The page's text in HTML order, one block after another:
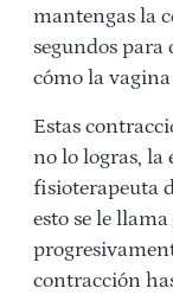
mantengas la
segundos para
cómo la vagina
Estas
no lo logras, la
fisioterapeuta
esto se le llama
contracción